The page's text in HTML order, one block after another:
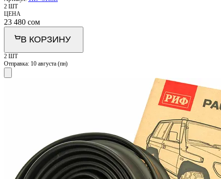
2 ШТ
ЦЕНА
23 480 сом
В КОРЗИНУ
2 ШТ
Отправка: 10 августа (пн)